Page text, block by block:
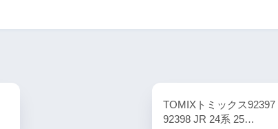
TOMIXトミックス92397
92398 JR 24系 25…